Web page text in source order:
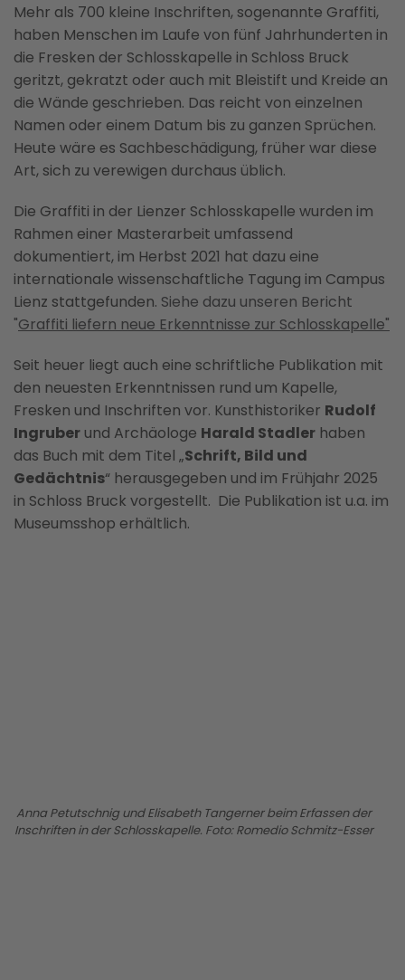
Mehr als 700 kleine Inschriften, sogenannte Graffiti,
haben Menschen im Laufe von fünf Jahrhunderten in
die Fresken der Schlosskapelle in Schloss Bruck
geritzt, gekratzt oder auch mit Bleistift und Kreide an
die Wände geschrieben. Das reicht von einzelnen
Namen oder einem Datum bis zu ganzen Sprüchen.
Heute wäre es Sachbeschädigung, früher war diese
Art, sich zu verewigen durchaus üblich.
Die Graffiti in der Lienzer Schlosskapelle wurden im
Rahmen einer Masterarbeit umfassend
dokumentiert, im Herbst 2021 hat dazu eine
internationale wissenschaftliche Tagung im Campus
Lienz stattgefunden. Siehe dazu unseren Bericht
"Graffiti liefern neue Erkenntnisse zur Schlosskapelle"
Seit heuer liegt auch eine schriftliche Publikation mit
den neuesten Erkenntnissen rund um Kapelle,
Fresken und Inschriften vor. Kunsthistoriker Rudolf
Ingruber und Archäologe Harald Stadler haben
das Buch mit dem Titel „Schrift, Bild und
Gedächtnis“ herausgegeben und im Frühjahr 2025
in Schloss Bruck vorgestellt. Die Publikation ist u.a. im
Museumsshop erhältlich.
Anna Petutschnig und Elisabeth Tangerner beim Erfassen der
Inschriften in der Schlosskapelle. Foto: Romedio Schmitz-Esser